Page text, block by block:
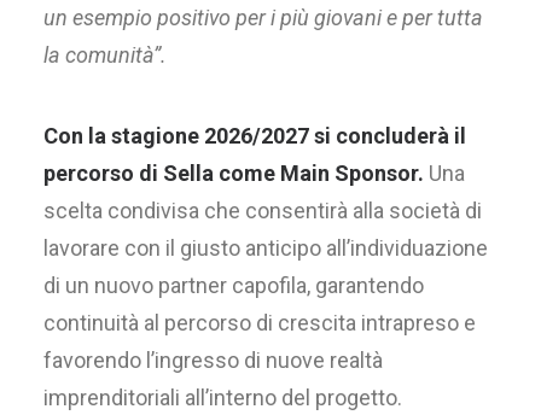
un esempio positivo per i più giovani e per tutta
la comunità”.
Con la stagione 2026/2027 si concluderà il
percorso di Sella come Main Sponsor. Una
scelta condivisa che consentirà alla società di
lavorare con il giusto anticipo all’individuazione
di un nuovo partner capofila, garantendo
continuità al percorso di crescita intrapreso e
favorendo l’ingresso di nuove realtà
imprenditoriali all’interno del progetto.